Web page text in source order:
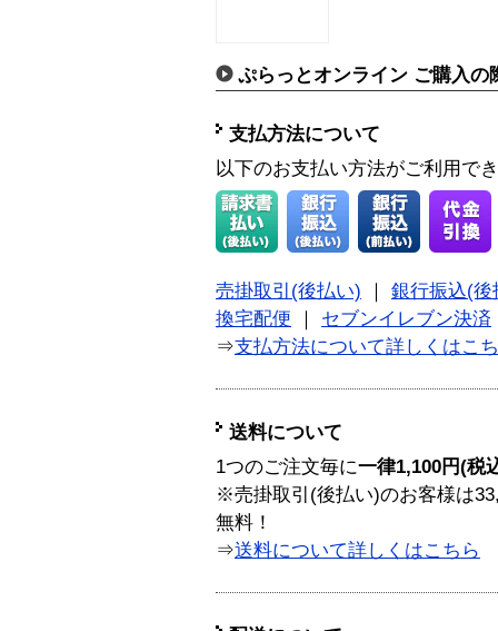
ぷらっとオンライン ご購入の
支払方法について
以下のお支払い方法がご利用で
売掛取引(後払い) ｜ 銀行振込(後
換宅配便 ｜ セブンイレブン決済
⇒支払方法について詳しくはこ
送料について
1つのご注文毎に一律1,100円(税
※売掛取引(後払い)のお客様は
無料！
⇒送料について詳しくはこちら